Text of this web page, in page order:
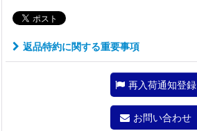
返品特約に関する重要事項
再入荷通知登録
お問い合わせ